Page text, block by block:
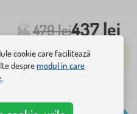
479 lei437 lei
ÎN STOC 2-5 BUC.
cookie care facilitează
despremodul în care